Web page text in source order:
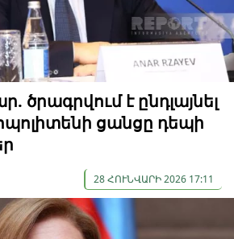
է ընդլայնել
ցանցը դեպի
28 ՀՈՒՆՎԱՐԻ 2026 17:11